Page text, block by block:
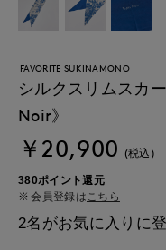
FAVORITE SUKINAMONO
シルクスリムスカ
Noir》
￥20,900 (税込)
380ポイント還元
会員登録はこちら
2名がお気に入りに